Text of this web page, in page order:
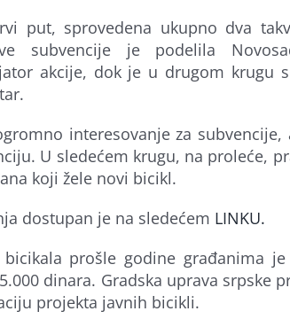
put, sprovedena ukupno dva
subvencije je podelila
akcije, dok je u drugom krugu
interesovanje za subvencije,
U sledećem krugu, na proleće,
koji žele novi bicikl.
dostupan je na sledećem LINKU.
prošle godine građanima
dinara. Gradska uprava srpske
projekta javnih bicikli.